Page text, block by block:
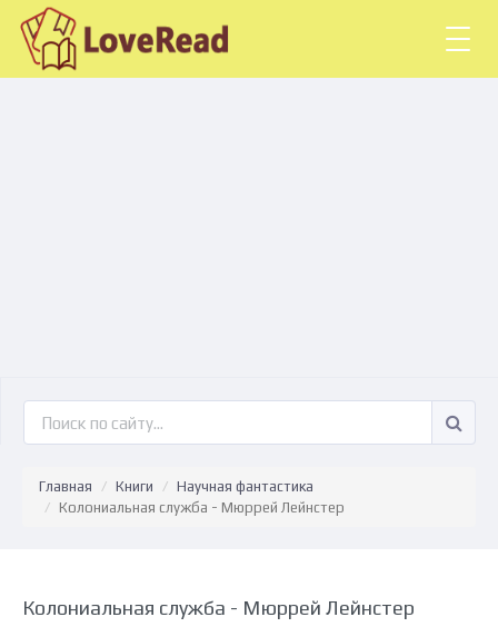
Главная Книги
Научная фантастика
Колониальная служба - Мюррей Лейнстер
Колониальная служба - Мюррей Лейнстер